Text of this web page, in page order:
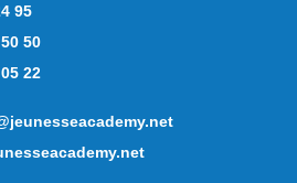
95
50
22